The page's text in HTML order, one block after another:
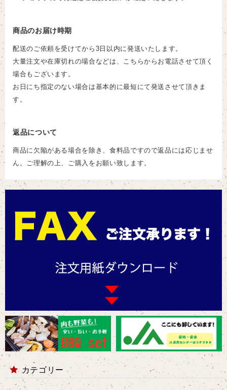
商品のお届け時期
配送のご依頼を受けてから3日以内に発送いたします。
大量注文や在庫切れの場合などは、こちらからお電話させて頂く
場合もございます。
お日にち指定のない場合は基本的に最短にて発送させて頂きま
す。
返品について
商品に欠陥がある場合を除き、食料品ですので返品には応じませ
ん。ご理解の上、ご購入をお願い致します。
カテゴリー